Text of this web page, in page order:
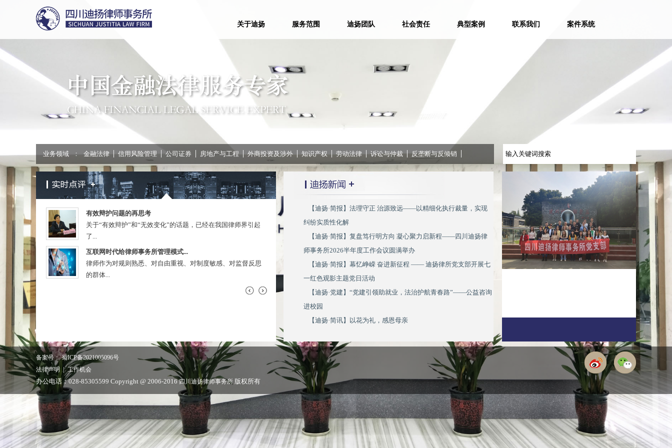
关于迪扬 服务范围 迪扬团队 社会责任 典型案例 联系我们 案件系统
业务领域 ： 金融法律 信用风险管理 公司证券 房地产与工程 外商投资及涉外 知识产权 劳动法律 诉讼与仲裁 反垄断与反倾销
有效辩护问题的再思考
关于“有效辩护”和“无效变化”的话题，已经在我国律师界引起
了...
互联网时代给律师事务所管理模式...
律师作为对规则熟悉、对自由重视、对制度敏感、对监督反思
的群体...
让律师成为依法治省重要力量
律师，是落实依法治国基本方略、建设社会主义法治国家的重
要力量...
四川代表团赴深圳参加第十届中国...
2018年1月6日至8日，由中华全国律师协会主办，深圳市律师
协会承...
有效辩护问题的再思考
关于“有效辩护”和“无效变化”的话题，已经
了...
互联网时代给律师事务所管理模式...
律师作为对规则熟悉、对自由重视、对制度
【迪扬·简报】法理守正 治源致远——以精细化执行裁量，实现
纠纷实质性化解
【迪扬·简报】复盘笃行明方向 凝心聚力启新程——四川迪扬律
师事务所2026半年度工作会议圆满举办
【迪扬·简报】幕忆峥嵘 奋进新征程 —— 迪扬律所党支部开展七
一红色观影主题党日活动
【迪扬·党建】“党建引领助就业，法治护航青春路”——公益咨询
进校园
【迪扬·简讯】以花为礼，感恩母亲
备案号： 蜀ICP备2021005096号
法律声明|工作机会
办公电话：028-85305599 Copyright @ 2006-2016四川迪扬律师事务所 版权所有